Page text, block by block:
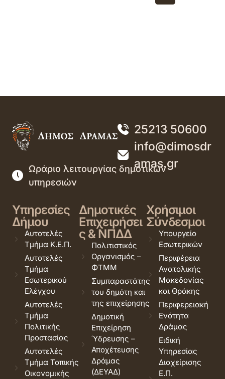
25213 50600
info@dimosdr
amas.gr
Ωράριο λειτουργίας δημοτικών
υπηρεσιών
Υπηρεσίες
Δήμου
Αυτοτελές
Τμήμα Κ.Ε.Π.
Αυτοτελές
Τμήμα
Εσωτερικού
Ελέγχου
Αυτοτελές
Τμήμα
Πολιτικής
Προστασίας
Αυτοτελές
Τμήμα Τοπικής
Οικονομικής
Δημοτικές
Επιχειρήσει
ς & ΝΠΔΔ
Πολιτιστικός
Οργανισμός –
ΦΤΜΜ
Συμπαραστάτης
του δημότη και
της επιχείρησης
Δημοτική
Επιχείρηση
Ύδρευσης –
Αποχέτευσης
Δράμας
(ΔΕΥΑΔ)
Χρήσιμοι
Σύνδεσμοι
Υπουργείο
Εσωτερικών
Περιφέρεια
Ανατολικής
Μακεδονίας
και Θράκης
Περιφερειακή
Ενότητα
Δράμας
Ειδική
Υπηρεσίας
Διαχείρισης
Ε.Π.